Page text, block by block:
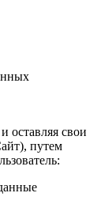
оставляя свои
путем